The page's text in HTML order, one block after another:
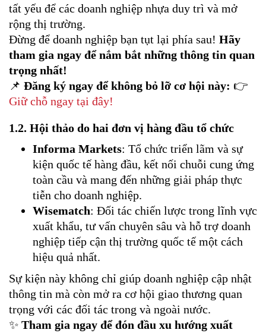
tất yếu để các doanh nghiệp nhựa duy trì và mở
rộng thị trường.
Đừng để doanh nghiệp bạn tụt lại phía sau! Hãy
tham gia ngay để nắm bắt những thông tin quan
trọng nhất!
📌 Đăng ký ngay để không bỏ lỡ cơ hội này: 👉
Giữ chỗ ngay tại đây!
1.2. Hội thảo do hai đơn vị hàng đầu tổ chức
Informa Markets: Tổ chức triển lãm và sự
kiện quốc tế hàng đầu, kết nối chuỗi cung ứng
toàn cầu và mang đến những giải pháp thực
tiễn cho doanh nghiệp.
Wisematch: Đối tác chiến lược trong lĩnh vực
xuất khẩu, tư vấn chuyên sâu và hỗ trợ doanh
nghiệp tiếp cận thị trường quốc tế một cách
hiệu quả nhất.
Sự kiện này không chỉ giúp doanh nghiệp cập nhật
thông tin mà còn mở ra cơ hội giao thương quan
trọng với các đối tác trong và ngoài nước.
✨ Tham gia ngay để đón đầu xu hướng xuất